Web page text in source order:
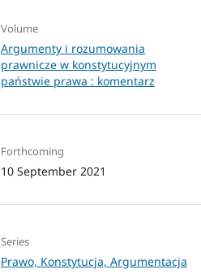
Volume
Argumenty i rozumowania
prawnicze w konstytucyjnym
państwie prawa : komentarz
Forthcoming
10 September 2021
Series
Prawo, Konstytucja, Argumentacja